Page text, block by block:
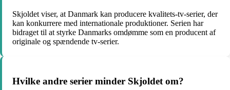
Skjoldet viser, at Danmark kan producere kvalitets-tv-serier, der
kan konkurrere med internationale produktioner. Serien har
bidraget til at styrke Danmarks omdømme som en producent af
originale og spændende tv-serier.
Hvilke andre serier minder Skjoldet om?